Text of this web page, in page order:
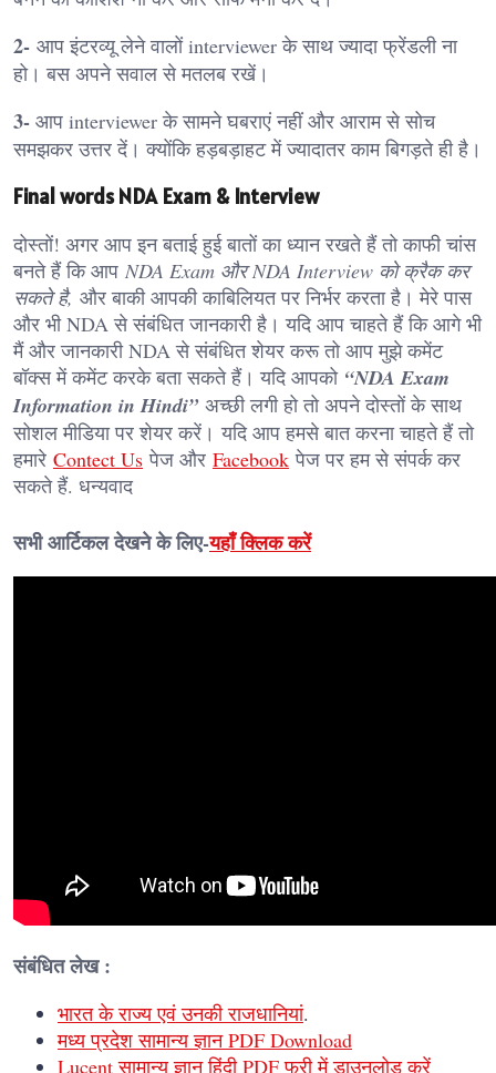
2- आप इंटरव्यू लेने वालों interviewer के साथ ज्यादा फ्रेंडली ना
हो। बस अपने सवाल से मतलब रखें।
3- आप interviewer के सामने घबराएं नहीं और आराम से सोच
समझकर उत्तर दें। क्योंकि हड़बड़ाहट में ज्यादातर काम बिगड़ते ही है।
Final words NDA Exam & Interview
दोस्तों! अगर आप इन बताई हुई बातों का ध्यान रखते हैं तो काफी चांस
बनते हैं कि आप NDA Exam और NDA Interview को क्रैक कर
सकते है, और बाकी आपकी काबिलियत पर निर्भर करता है। मेरे पास
और भी NDA से संबंधित जानकारी है। यदि आप चाहते हैं कि आगे भी
मैं और जानकारी NDA से संबंधित शेयर करू तो आप मुझे कमेंट
बॉक्स में कमेंट करके बता सकते हैं। यदि आपको “NDA Exam
Information in Hindi” अच्छी लगी हो तो अपने दोस्तों के साथ
सोशल मीडिया पर शेयर करें। यदि आप हमसे बात करना चाहते हैं तो
हमारे Contect Us पेज और Facebook पेज पर हम से संपर्क कर
सकते हैं. धन्यवाद
सभी आर्टिकल देखने के लिए-यहाँ क्लिक करें
संबंधित लेख :
भारत के राज्य एवं उनकी राजधानियां.
मध्य प्रदेश सामान्य ज्ञान PDF Download
Lucent सामान्य ज्ञान हिंदी PDF फ्री में डाउनलोड करें